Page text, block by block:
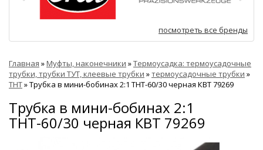
посмотреть все бренды
Главная »Муфты, наконечники »Термоусадка: термоусадочные
трубки, трубки ТУТ, клеевые трубки »термоусадочные трубки »
ТНТ»Трубка в мини-бобинах 2:1 ТНТ-60/30 черная КВТ 79269
Трубка в мини-бобинах 2:1
ТНТ-60/30 черная КВТ 79269